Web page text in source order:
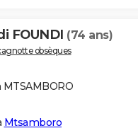
FOUNDI (74 ans)
obsèques
MTSAMBORO
Mtsamboro